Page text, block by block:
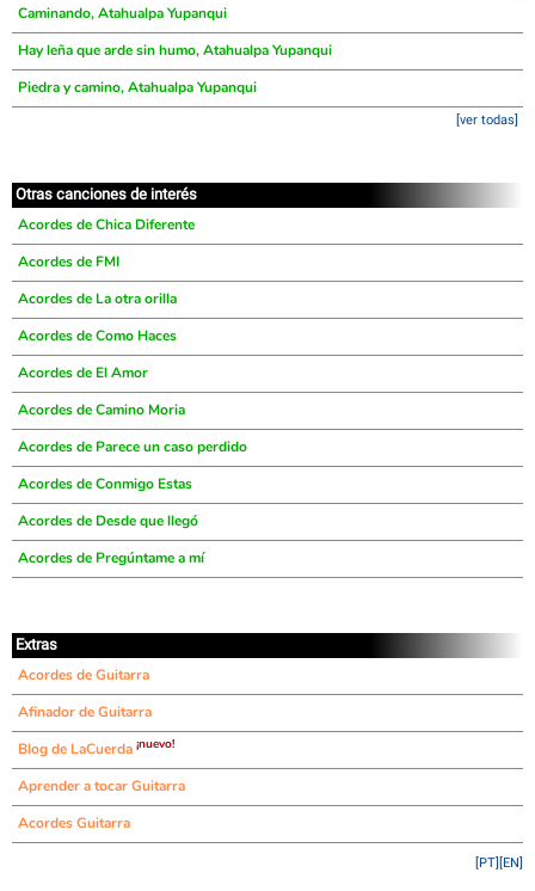
Caminando, Atahualpa Yupanqui
Hay leña que arde sin humo, Atahualpa Yupanqui
Piedra y camino, Atahualpa Yupanqui
[ver todas]
Otras canciones de interés
Acordes de Chica Diferente
Acordes de FMI
Acordes de La otra orilla
Acordes de Como Haces
Acordes de El Amor
Acordes de Camino Moria
Acordes de Parece un caso perdido
Acordes de Conmigo Estas
Acordes de Desde que llegó
Acordes de Pregúntame a mí
Extras
Acordes de Guitarra
Afinador de Guitarra
Blog de LaCuerda ¡nuevo!
Aprender a tocar Guitarra
Acordes Guitarra
[EN]
[PT]